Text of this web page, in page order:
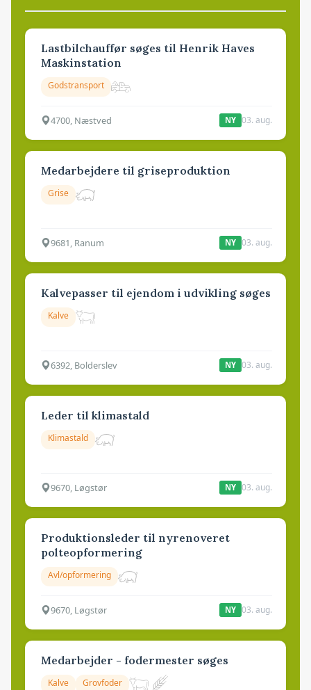
Lastbilchauffør søges til Henrik Haves
Maskinstation
Godstransport
4700, Næstved NY 03. aug.
Medarbejdere til griseproduktion
Grise
9681, Ranum NY 03. aug.
Kalvepasser til ejendom i udvikling søges
Kalve
6392, Bolderslev NY 03. aug.
Leder til klimastald
Klimastald
9670, Løgstør NY 03. aug.
Produktionsleder til nyrenoveret
polteopformering
Avl/opformering
9670, Løgstør NY 03. aug.
Medarbejder - fodermester søges
Kalve Grovfoder